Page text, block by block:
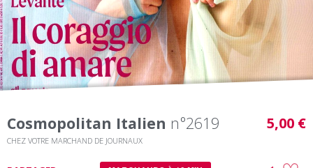
Cosmopolitan Italien n°2619
CHEZ VOTRE MARCHAND DE JOURNAUX
5,00 €